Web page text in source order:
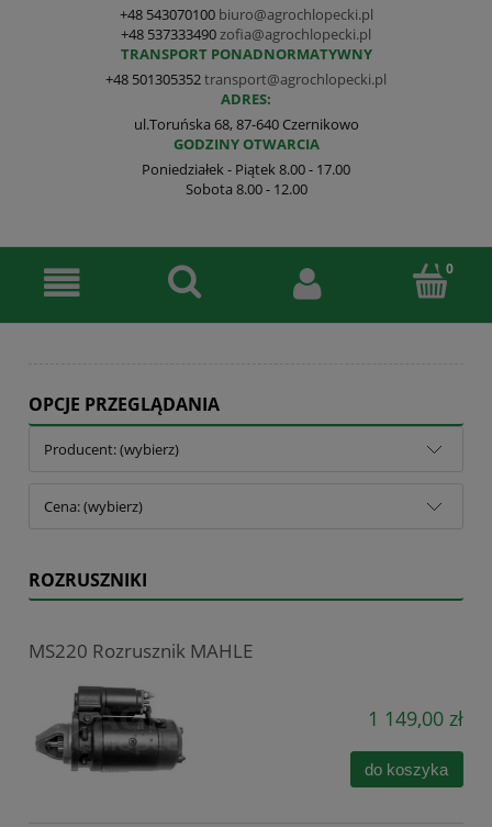
+48 543070100 biuro@agrochlopecki.pl
+48 537333490 zofia@agrochlopecki.pl
TRANSPORT PONADNORMATYWNY
+48 501305352transport@agrochlopecki.pl
ADRES:
ul.Toruńska 68, 87-640 Czernikowo
GODZINY OTWARCIA
Poniedziałek - Piątek 8.00 - 17.00
Sobota 8.00 - 12.00
OPCJE PRZEGLĄDANIA
Producent: (wybierz)
Cena: (wybierz)
ROZRUSZNIKI
MS220 Rozrusznik MAHLE
1 149,00 zł
do koszyka